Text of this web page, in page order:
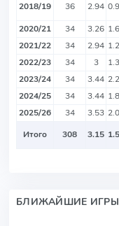
2018/19
36 2.94
2020/21
34 3.26
2021/22
34 2.94
2022/23
34 3
2023/24
34 3.44
2024/25
34 3.44
2025/26
34 3.53
Итого
308 3.15
БЛИЖАЙШИЕ ИГРЫ